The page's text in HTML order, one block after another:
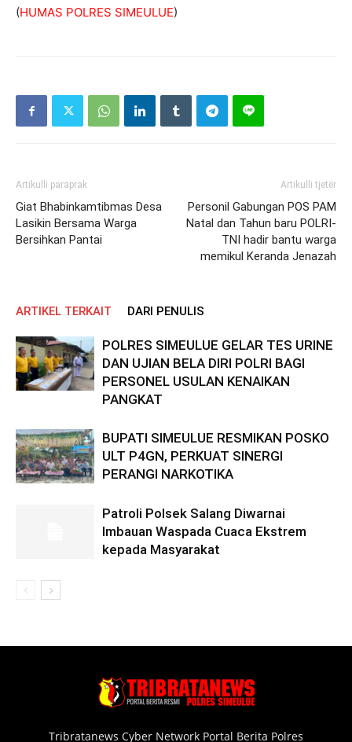
(HUMAS POLRES SIMEULUE)
Artikulli paraprak
Giat Bhabinkamtibmas Desa
Lasikin Bersama Warga
Bersihkan Pantai
Artikulli tjetër
Personil Gabungan POS PAM
Natal dan Tahun baru POLRI-
TNI hadir bantu warga
memikul Keranda Jenazah
ARTIKEL TERKAIT DARI PENULIS
POLRES SIMEULUE GELAR TES URINE
DAN UJIAN BELA DIRI POLRI BAGI
PERSONEL USULAN KENAIKAN
PANGKAT
BUPATI SIMEULUE RESMIKAN POSKO
ULT P4GN, PERKUAT SINERGI
PERANGI NARKOTIKA
Patroli Polsek Salang Diwarnai
Imbauan Waspada Cuaca Ekstrem
kepada Masyarakat
Tribratanews Cyber Network Portal Berita Polres